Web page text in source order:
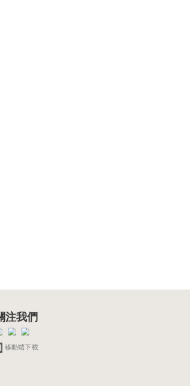
注我們
移動端下載